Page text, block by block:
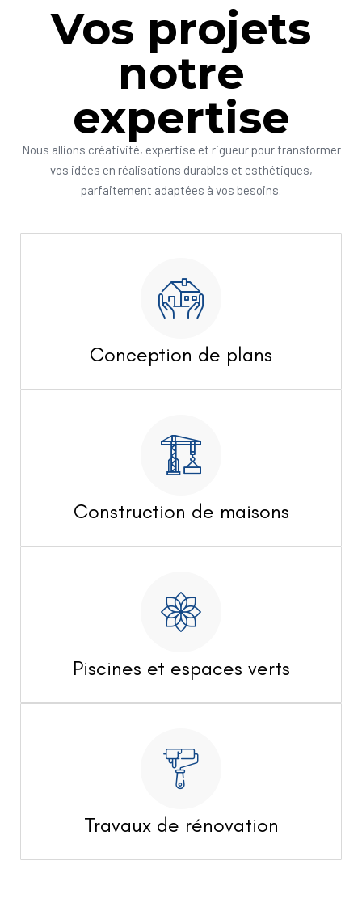
Vos projets
notre
expertise
Nous allions créativité, expertise et rigueur pour transformer
vos idées en réalisations durables et esthétiques,
parfaitement adaptées à vos besoins.
Conception de plans
Construction de maisons
Piscines et espaces verts
Travaux de rénovation